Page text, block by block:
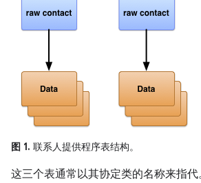
图 1. 联系人提供程序表结构。
这三个表通常以其协定类的名称来指